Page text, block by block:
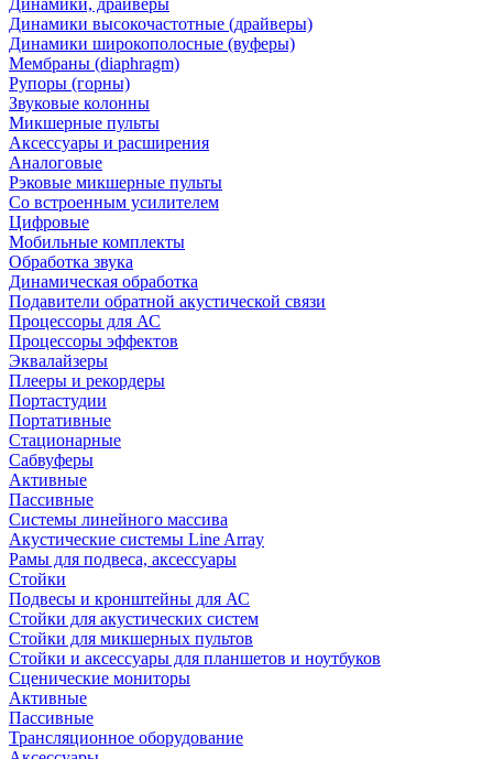
Динамики, драйверы
Динамики высокочастотные (драйверы)
Динамики широкополосные (вуферы)
Мембраны (diaphragm)
Рупоры (горны)
Звуковые колонны
Микшерные пульты
Аксессуары и расширения
Аналоговые
Рэковые микшерные пульты
Со встроенным усилителем
Цифровые
Мобильные комплекты
Обработка звука
Динамическая обработка
Подавители обратной акустической связи
Процессоры для АС
Процессоры эффектов
Эквалайзеры
Плееры и рекордеры
Портастудии
Портативные
Стационарные
Сабвуферы
Активные
Пассивные
Системы линейного массива
Акустические системы Line Array
Рамы для подвеса, аксессуары
Стойки
Подвесы и кронштейны для АС
Стойки для акустических систем
Стойки для микшерных пультов
Стойки и аксессуары для планшетов и ноутбуков
Сценические мониторы
Активные
Пассивные
Трансляционное оборудование